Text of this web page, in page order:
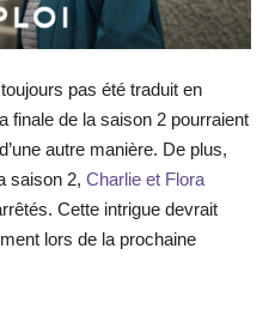
pas été traduit en
finale de la saison 2 pourraient
autre manière. De plus,
saison 2, Charlie et Flora
Cette intrigue devrait
lors de la prochaine